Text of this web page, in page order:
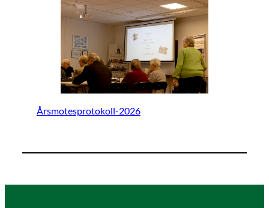
Årsmotesprotokoll-2026